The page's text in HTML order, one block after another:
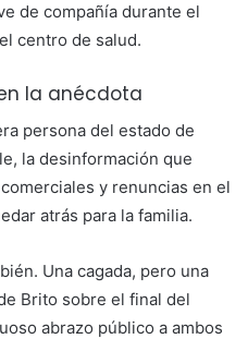
de compañía durante el
centro de salud.
la anécdota
persona del estado de
la desinformación que
y renuncias en el
atrás para la familia.
Una cagada, pero una
Brito sobre el final del
abrazo público a ambos